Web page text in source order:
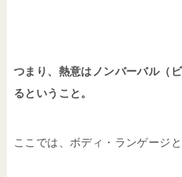
つまり、熱意はノンバーバル（
るということ。
ここでは、ボディ・ランゲージと